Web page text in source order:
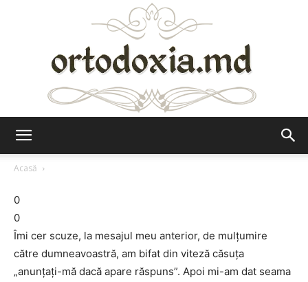
Acasă
0
0
Îmi cer scuze, la mesajul meu anterior, de mulţumire
către dumneavoastră, am bifat din viteză căsuţa
„anunţaţi-mă dacă apare răspuns”. Apoi mi-am dat seama